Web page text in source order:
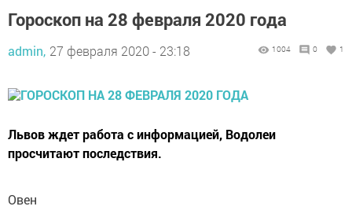
Гороскоп на 28 февраля 2020 года
admin, 27 февраля 2020 - 23:18 1004 0 1
Львов ждет работа с информацией, Водолеи
просчитают последствия.
Овен